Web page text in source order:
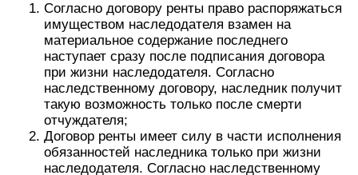
Согласно договору ренты право распоряжаться
имуществом наследодателя взамен на
материальное содержание последнего
наступает сразу после подписания договора
при жизни наследодателя. Согласно
наследственному договору, наследник получит
такую возможность только после смерти
отчуждателя;
Договор ренты имеет силу в части исполнения
обязанностей наследника только при жизни
наследодателя. Согласно наследственному